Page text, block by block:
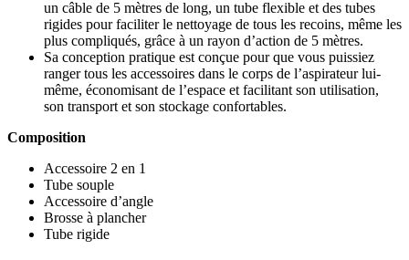
un câble de 5 mètres de long, un tube flexible et des tubes
rigides pour faciliter le nettoyage de tous les recoins, même les
plus compliqués, grâce à un rayon d’action de 5 mètres.
Sa conception pratique est conçue pour que vous puissiez
ranger tous les accessoires dans le corps de l’aspirateur lui-
même, économisant de l’espace et facilitant son utilisation,
son transport et son stockage confortables.
Composition
Accessoire 2 en 1
Tube souple
Accessoire d’angle
Brosse à plancher
Tube rigide